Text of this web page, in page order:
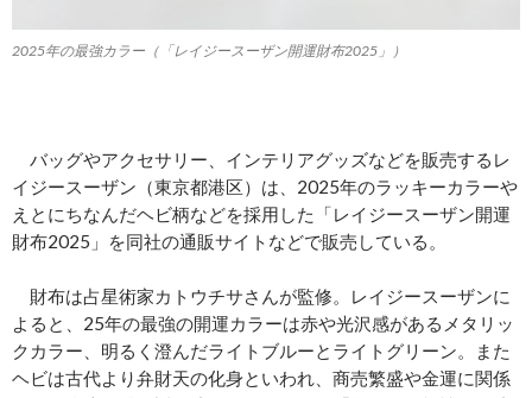
2025年の最強カラー（「レイジースーザン開運財布2025」）
バッグやアクセサリー、インテリアグッズなどを販売するレ
イジースーザン（東京都港区）は、2025年のラッキーカラーや
えとにちなんだヘビ柄などを採用した「レイジースーザン開運
財布2025」を同社の通販サイトなどで販売している。
財布は占星術家カトウチサさんが監修。レイジースーザンに
よると、25年の最強の開運カラーは赤や光沢感があるメタリッ
クカラー、明るく澄んだライトブルーとライトグリーン。また
ヘビは古代より弁財天の化身といわれ、商売繁盛や金運に関係